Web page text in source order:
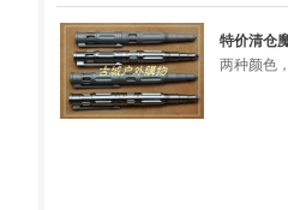
特价清仓
两种颜色